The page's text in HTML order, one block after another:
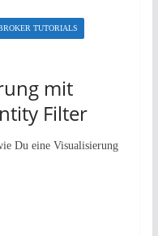
TUTORIALS
mit
Filter
Du eine Visualisierung